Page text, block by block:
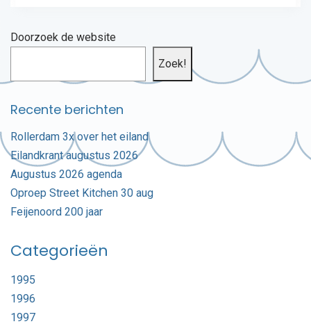
Doorzoek de website
Zoek!
Recente berichten
Rollerdam 3x over het eiland
Eilandkrant augustus 2026
Augustus 2026 agenda
Oproep Street Kitchen 30 aug
Feijenoord 200 jaar
Categorieën
1995
1996
1997